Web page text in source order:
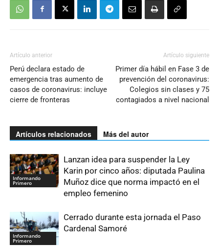
Artículo anterior
Perú declara estado de
emergencia tras aumento de
casos de coronavirus: incluye
cierre de fronteras
Artículo siguiente
Primer día hábil en Fase 3 de
prevención del coronavirus:
Colegios sin clases y 75
contagiados a nivel nacional
Artículos relacionados Más del autor
Informando
Primero
Lanzan idea para suspender la Ley
Karin por cinco años: diputada Paulina
Muñoz dice que norma impactó en el
empleo femenino
Informando
Primero
Cerrado durante esta jornada el Paso
Cardenal Samoré